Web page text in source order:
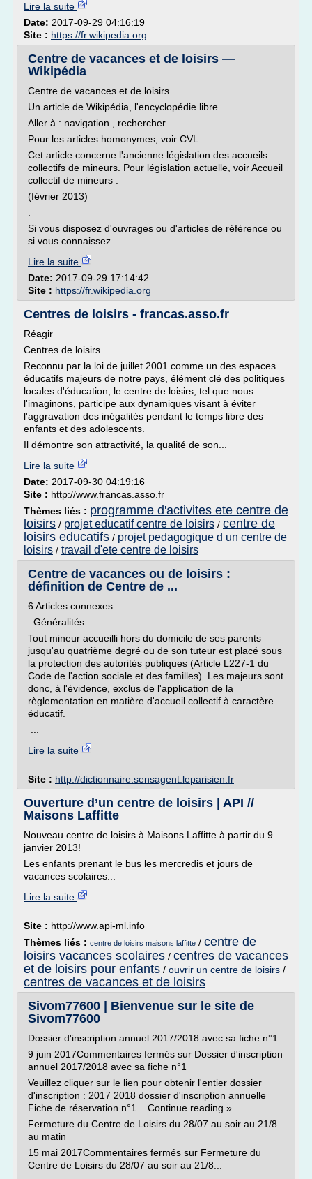
Lire la suite
Date: 2017-09-29 04:16:19
Site : https://fr.wikipedia.org
Centre de vacances et de loisirs —
Wikipédia
Centre de vacances et de loisirs
Un article de Wikipédia, l'encyclopédie libre.
Aller à : navigation , rechercher
Pour les articles homonymes, voir CVL .
Cet article concerne l'ancienne législation des accueils
collectifs de mineurs. Pour législation actuelle, voir Accueil
collectif de mineurs .
(février 2013)
Si vous disposez d'ouvrages ou d'articles de référence ou
si vous connaissez...
Lire la suite
Date: 2017-09-29 17:14:42
Site : https://fr.wikipedia.org
Centres de loisirs - francas.asso.fr
Réagir
Centres de loisirs
Reconnu par la loi de juillet 2001 comme un des espaces
éducatifs majeurs de notre pays, élément clé des politiques
locales d'éducation, le centre de loisirs, tel que nous
l'imaginons, participe aux dynamiques visant à éviter
l'aggravation des inégalités pendant le temps libre des
enfants et des adolescents.
Il démontre son attractivité, la qualité de son...
Lire la suite
Date: 2017-09-30 04:19:16
Site : http://www.francas.asso.fr
Thèmes liés : programme d'activites ete centre de
loisirs / projet educatif centre de loisirs / centre de
loisirs educatifs / projet pedagogique d un centre de
loisirs / travail d'ete centre de loisirs
Centre de vacances ou de loisirs :
définition de Centre de ...
6 Articles connexes
Généralités
Tout mineur accueilli hors du domicile de ses parents
jusqu'au quatrième degré ou de son tuteur est placé sous
la protection des autorités publiques (Article L227-1 du
Code de l'action sociale et des familles). Les majeurs sont
donc, à l'évidence, exclus de l'application de la
règlementation en matière d'accueil collectif à caractère
éducatif.
Lire la suite
Site : http://dictionnaire.sensagent.leparisien.fr
Ouverture d’un centre de loisirs | API //
Maisons Laffitte
Nouveau centre de loisirs à Maisons Laffitte à partir du 9
janvier 2013!
Les enfants prenant le bus les mercredis et jours de
vacances scolaires...
Lire la suite
Site : http://www.api-ml.info
Thèmes liés : centre de loisirs maisons laffitte / centre de
loisirs vacances scolaires / centres de vacances
et de loisirs pour enfants / ouvrir un centre de loisirs /
centres de vacances et de loisirs
Sivom77600 | Bienvenue sur le site de
Sivom77600
Dossier d'inscription annuel 2017/2018 avec sa fiche n°1
9 juin 2017Commentaires fermés sur Dossier d'inscription
annuel 2017/2018 avec sa fiche n°1
Veuillez cliquer sur le lien pour obtenir l'entier dossier
d'inscription : 2017 2018 dossier d'inscription annuelle
Fiche de réservation n°1... Continue reading »
Fermeture du Centre de Loisirs du 28/07 au soir au 21/8
au matin
15 mai 2017Commentaires fermés sur Fermeture du
Centre de Loisirs du 28/07 au soir au 21/8...